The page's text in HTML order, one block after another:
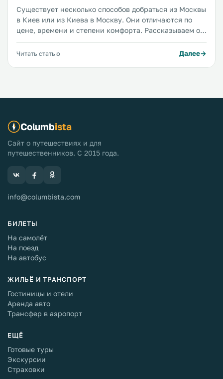
вам было проще спланировать свой маршрут.
Существует несколько способов добраться из Москвы
в Киев или из Киева в Москву. Они отличаются по
цене, времени и степени комфорта. Рассказываем о
том, как проще, дешевле и быстрее преодолеть этот
путь. Самыми популярными способами являются
Читать статью Далее
Columbista
Сайт о путешествиях и для
путешественников. С 2015 года.
info@columbista.com
БИЛЕТЫ
На самолёт
На поезд
На автобус
ЖИЛЬЁ И ТРАНСПОРТ
Гостиницы и отели
Аренда авто
Трансфер в аэропорт
ЕЩЁ
Готовые туры
Экскурсии
Страховки